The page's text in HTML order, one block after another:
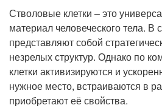
Стволовые клетки – это
материал человеческого тела.
представляют собой
незрелых структур. Однако по
клетки активизируются и
нужное место, встраиваются в
приобретают её свойства.